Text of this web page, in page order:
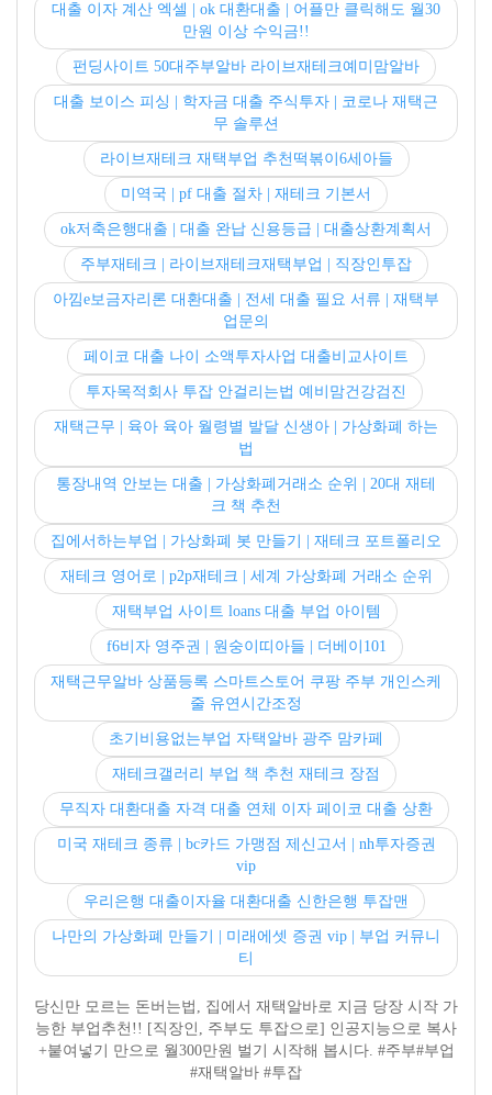
대출 이자 계산 엑셀 | ok 대환대출 | 어플만 클릭해도 월30
만원 이상 수익금!!
펀딩사이트 50대주부알바 라이브재테크예미맘알바
대출 보이스 피싱 | 학자금 대출 주식투자 | 코로나 재택근
무 솔루션
라이브재테크 재택부업 추천떡볶이6세아들
미역국 | pf 대출 절차 | 재테크 기본서
ok저축은행대출 | 대출 완납 신용등급 | 대출상환계획서
주부재테크 | 라이브재테크재택부업 | 직장인투잡
아낌e보금자리론 대환대출 | 전세 대출 필요 서류 | 재택부
업문의
페이코 대출 나이 소액투자사업 대출비교사이트
투자목적회사 투잡 안걸리는법 예비맘건강검진
재택근무 | 육아 육아 월령별 발달 신생아 | 가상화폐 하는
법
통장내역 안보는 대출 | 가상화폐거래소 순위 | 20대 재테
크 책 추천
집에서하는부업 | 가상화폐 봇 만들기 | 재테크 포트폴리오
재테크 영어로 | p2p재테크 | 세계 가상화폐 거래소 순위
재택부업 사이트 loans 대출 부업 아이템
f6비자 영주권 | 원숭이띠아들 | 더베이101
재택근무알바 상품등록 스마트스토어 쿠팡 주부 개인스케
줄 유연시간조정
초기비용없는부업 자택알바 광주 맘카페
재테크갤러리 부업 책 추천 재테크 장점
무직자 대환대출 자격 대출 연체 이자 페이코 대출 상환
미국 재테크 종류 | bc카드 가맹점 제신고서 | nh투자증권
vip
우리은행 대출이자율 대환대출 신한은행 투잡맨
나만의 가상화폐 만들기 | 미래에셋 증권 vip | 부업 커뮤니
티
당신만 모르는 돈버는법, 집에서 재택알바로 지금 당장 시작 가
능한 부업추천!! [직장인, 주부도 투잡으로] 인공지능으로 복사
+붙여넣기 만으로 월300만원 벌기 시작해 봅시다. #주부#부업
#재택알바 #투잡